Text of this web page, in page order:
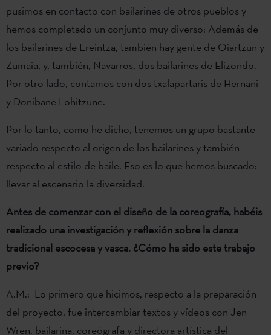
pusimos en contacto con bailarines de otros pueblos y
hemos completado un conjunto muy diverso: Además de
los bailarines de Ereintza, también hay gente de Oiartzun y
Zumaia, y, también, Navarros, dos bailarines de Elizondo.
Por otro lado, contamos con dos txalapartaris de Hernani
y Donibane Lohitzune.
Por lo tanto, como he dicho, tenemos un grupo bastante
variado respecto al origen de los bailarines y también
respecto al estilo de baile. Eso es lo que hemos buscado:
llevar al escenario la diversidad.
Antes de comenzar con el diseño de la coreografía, habéis
realizado una investigación y reflexión sobre la danza
tradicional escocesa y vasca. ¿Cómo ha sido este trabajo
previo?
A.M.: Lo primero que hicimos, respecto a la preparación
del proyecto, fue intercambiar textos y vídeos con Jen
Wren, bailarina, coreógrafa y directora artística del